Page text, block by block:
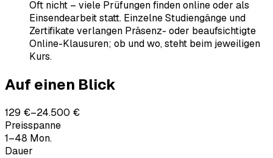
Oft nicht – viele Prüfungen finden online oder als
Einsendearbeit statt. Einzelne Studiengänge und
Zertifikate verlangen Präsenz- oder beaufsichtigte
Online-Klausuren; ob und wo, steht beim jeweiligen
Kurs.
Auf einen Blick
129 €–24.500 €
Preisspanne
1–48 Mon.
Dauer